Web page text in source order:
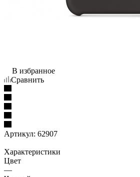
В избранное
Сравнить
Артикул: 62907
Характеристики
Цвет
—